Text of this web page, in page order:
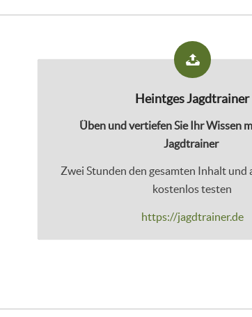
Heintges Jagdtrainer
Üben und vertiefen Sie Ihr Wissen
Jagdtrainer
Zwei Stunden den gesamten Inhalt und
kostenlos testen
https://jagdtrainer.de